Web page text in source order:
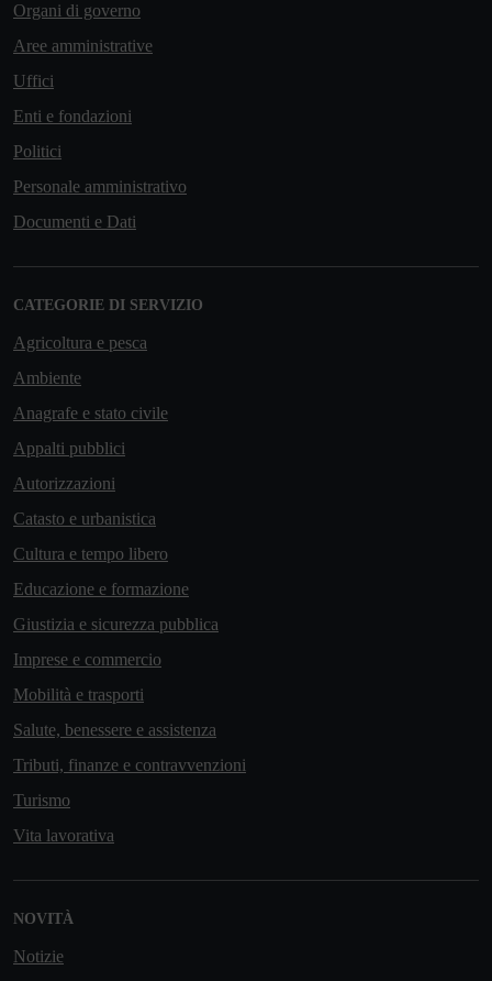
Organi di governo
Aree amministrative
Uffici
Enti e fondazioni
Politici
Personale amministrativo
Documenti e Dati
CATEGORIE DI SERVIZIO
Agricoltura e pesca
Ambiente
Anagrafe e stato civile
Appalti pubblici
Autorizzazioni
Catasto e urbanistica
Cultura e tempo libero
Educazione e formazione
Giustizia e sicurezza pubblica
Imprese e commercio
Mobilità e trasporti
Salute, benessere e assistenza
Tributi, finanze e contravvenzioni
Turismo
Vita lavorativa
NOVITÀ
Notizie